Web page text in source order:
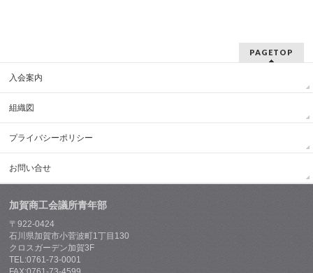
PAGETOP
入会案内
組織図
プライバシーポリシー
お問い合せ
加賀商工会議所青年部
〒922-0424
石川県加賀市小菅波町1丁目130
クロスガーデン加賀3F
TEL:0761-73-0001